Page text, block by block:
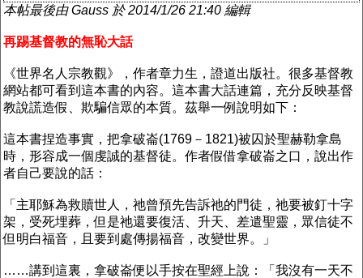
本帖最後由 Gauss 於 2014/1/26 21:40 編輯
再踢基督教的無恥大話
《世界名人宗教觀》，作者章力生，證道出版社。很多基督教
網站都可看到這本書的內容。這本書大話連篇，充分反映基督
教說謊造假、欺騙信眾的本質。茲舉一例說明如下：
這本書捏造事實，把拿破崙(1769－1821)被囚於聖赫勒拿島
時，形容成一個虔誠的基督徒。作者假借拿破崙之口，說出作
者自己要說的話：
「主耶穌為救贖世人，祂曾預先告訴祂的門徒，祂要被釘十字
架，受死埋葬，但是祂還要復活、升天、差遣聖靈，眾信徒不
但明白福音，且要到處傳揚福音，改變世界。」
……講到這裏，拿破崙便以手按在聖經上說：「我沒有一天不